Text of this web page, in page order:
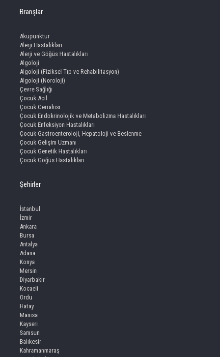
Branşlar
Akupunktur
Alerji Hastalıkları
Alerji ve Göğüs Hastalıkları
Algoloji
Algoloji (Fiziksel Tıp ve Rehabilitasyon)
Algoloji (Noroloji)
Çevre Sağlığı
Çocuk Acil
Çocuk Cerrahisi
Çocuk Endokrinolojik ve Metabolizma Hastalıkları
Çocuk Enfeksiyon Hastalıkları
Çocuk Gastroenteroloji, Hepatoloji ve Beslenme
Çocuk Gelişim Uzmanı
Çocuk Genetik Hastalıkları
Çocuk Göğüs Hastalıkları
Şehirler
İstanbul
İzmir
Ankara
Bursa
Antalya
Adana
Konya
Mersin
Diyarbakir
Kocaeli
Ordu
Hatay
Manisa
Kayseri
Samsun
Balıkesir
Kahramanmaraş